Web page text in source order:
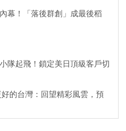
幕！「落後群創」成最後稻
隊起飛！鎖定美日頂級客戶切
的台灣：回望精彩風雲，預